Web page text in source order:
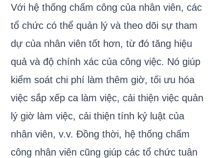
Với hệ thống chấm công của nhân viên, các
tổ chức có thể quản lý và theo dõi sự tham
dự của nhân viên tốt hơn, từ đó tăng hiệu
quả và độ chính xác của công việc. Nó giúp
kiểm soát chi phí làm thêm giờ, tối ưu hóa
việc sắp xếp ca làm việc, cải thiện việc quản
lý giờ làm việc, cải thiện tính kỷ luật của
nhân viên, v.v. Đồng thời, hệ thống chấm
công nhân viên cũng giúp các tổ chức tuân